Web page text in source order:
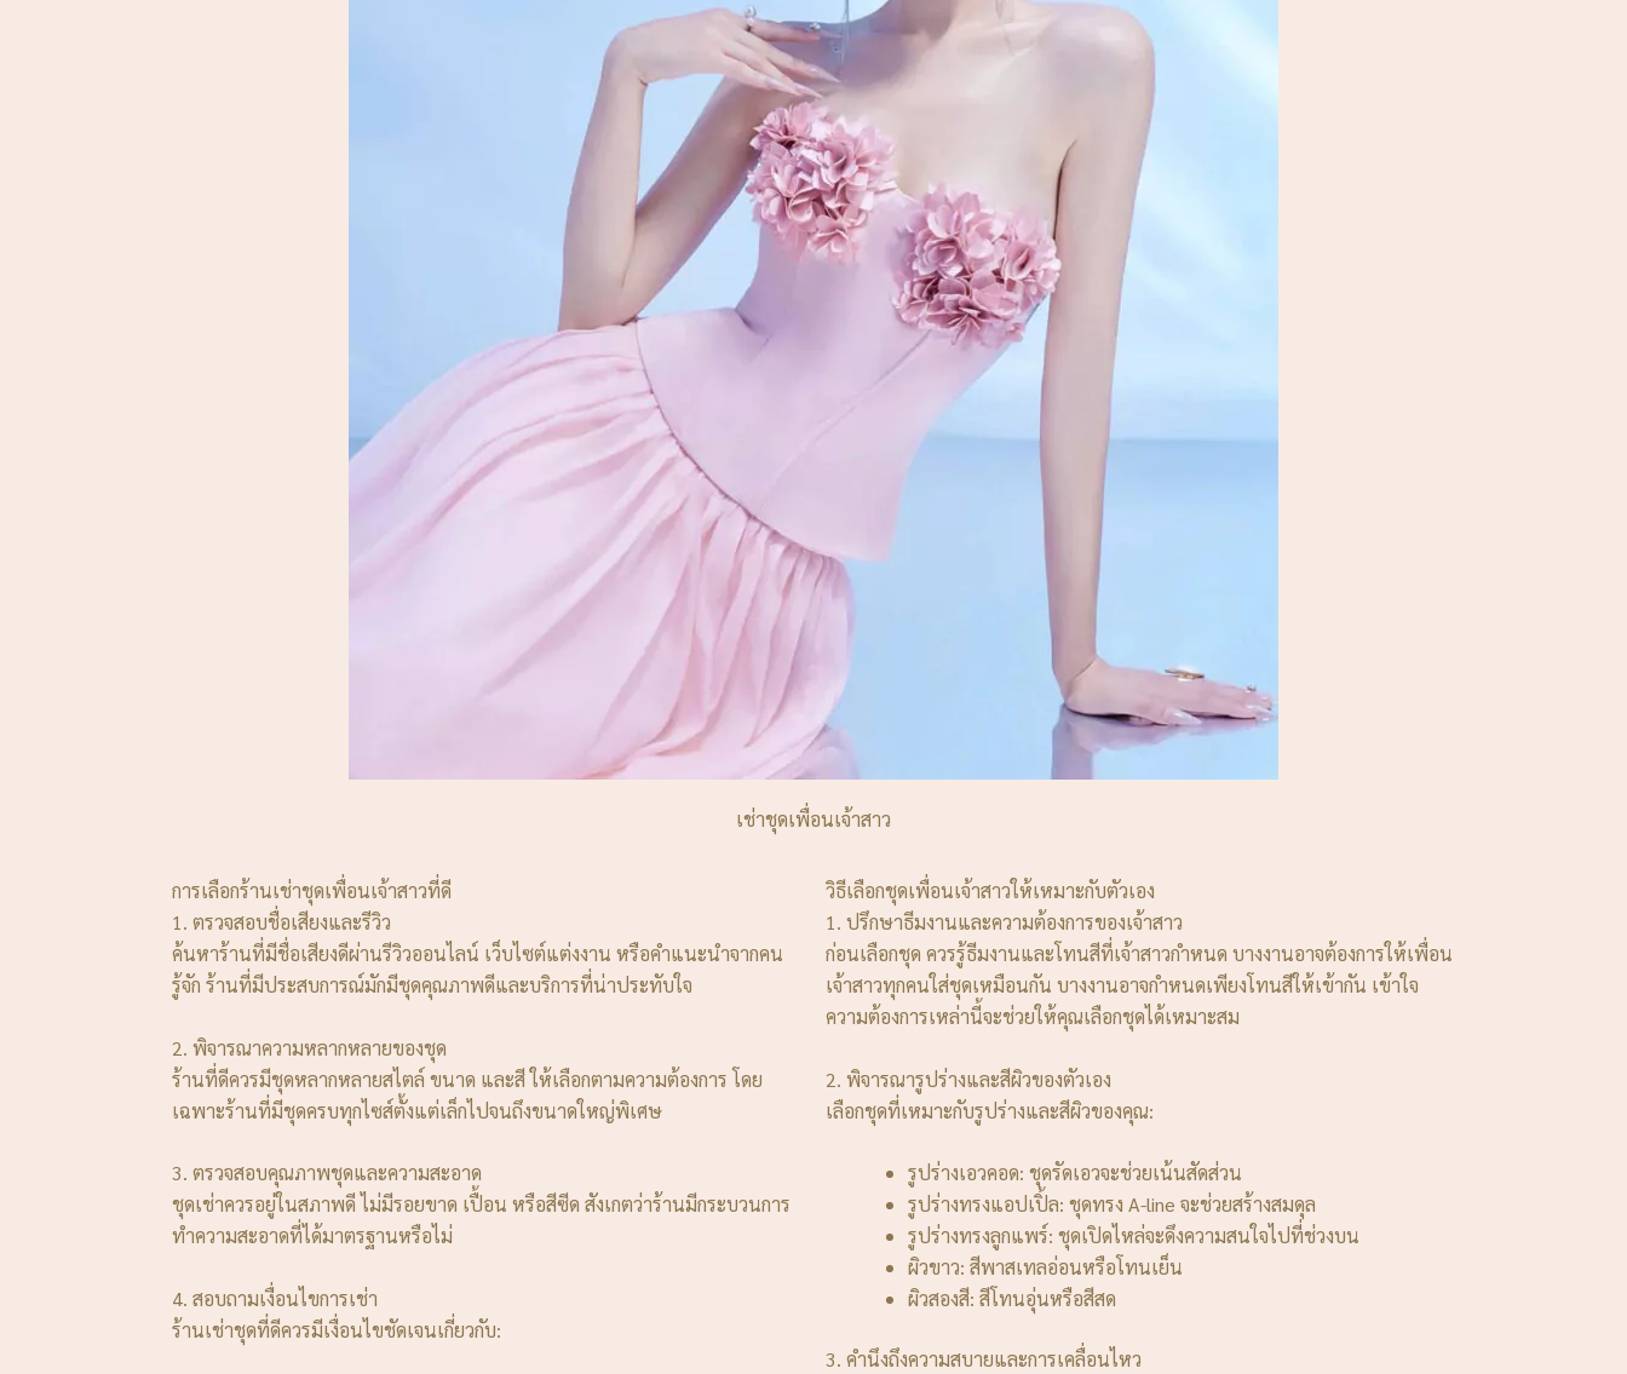
เช่าชุดเพื่อนเจ้าสาว
การเลือกร้านเช่าชุดเพื่อนเจ้าสาวที่ดี
1. ตรวจสอบชื่อเสียงและรีวิว
ค้นหาร้านที่มีชื่อเสียงดีผ่านรีวิวออนไลน์ เว็บไซต์แต่งงาน หรือคำแนะนำจากคน
รู้จัก ร้านที่มีประสบการณ์มักมีชุดคุณภาพดีและบริการที่น่าประทับใจ
2. พิจารณาความหลากหลายของชุด
ร้านที่ดีควรมีชุดหลากหลายสไตล์ ขนาด และสี ให้เลือกตามความต้องการ โดย
เฉพาะร้านที่มีชุดครบทุกไซส์ตั้งแต่เล็กไปจนถึงขนาดใหญ่พิเศษ
3. ตรวจสอบคุณภาพชุดและความสะอาด
ชุดเช่าควรอยู่ในสภาพดี ไม่มีรอยขาด เปื้อน หรือสีซีด สังเกตว่าร้านมีกระบวนการ
ทำความสะอาดที่ได้มาตรฐานหรือไม่
4. สอบถามเงื่อนไขการเช่า
ร้านเช่าชุดที่ดีควรมีเงื่อนไขชัดเจนเกี่ยวกับ:
วิธีเลือกชุดเพื่อนเจ้าสาวให้เหมาะกับตัวเอง
1. ปรึกษาธีมงานและความต้องการของเจ้าสาว
ก่อนเลือกชุด ควรรู้ธีมงานและโทนสีที่เจ้าสาวกำหนด บางงานอาจต้องการให้เพื่อน
เจ้าสาวทุกคนใส่ชุดเหมือนกัน บางงานอาจกำหนดเพียงโทนสีให้เข้ากัน เข้าใจ
ความต้องการเหล่านี้จะช่วยให้คุณเลือกชุดได้เหมาะสม
2. พิจารณารูปร่างและสีผิวของตัวเอง
เลือกชุดที่เหมาะกับรูปร่างและสีผิวของคุณ:
รูปร่างเอวคอด: ชุดรัดเอวจะช่วยเน้นสัดส่วน
รูปร่างทรงแอปเปิ้ล: ชุดทรง A-line จะช่วยสร้างสมดุล
รูปร่างทรงลูกแพร์: ชุดเปิดไหล่จะดึงความสนใจไปที่ช่วงบน
ผิวขาว: สีพาสเทลอ่อนหรือโทนเย็น
ผิวสองสี: สีโทนอุ่นหรือสีสด
3. คำนึงถึงความสบายและการเคลื่อนไหว